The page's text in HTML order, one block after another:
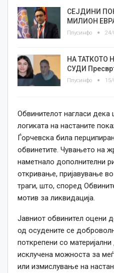
СЕЈДИНИ
МИЛИОН
Плусинфо 24/
НА ТАТКОТО
СУДИ
Плусинфо
Обвинителот нагласи дека
логиката на настаните
Ѓорчевска била
обвинетите. Чувањето на
наметнало дополнителни
откривање, пријавување
траги, што, според
мотив за ликвидација.
Јавниот обвинител оцени
од осудените се
поткрепени со
исклучена можноста за
или измислување на